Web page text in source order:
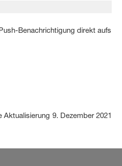
Benachrichtigung direkt aufs
Aktualisierung 9. Dezember 2021